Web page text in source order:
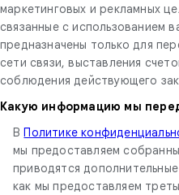
маркетинговых и рекламных
связанные с использованием
предназначены только для
сети связи, выставления
соблюдения действующего
Какую информацию мы
ВПолитике
мы предоставляем
приводятся
как мы предоставляем